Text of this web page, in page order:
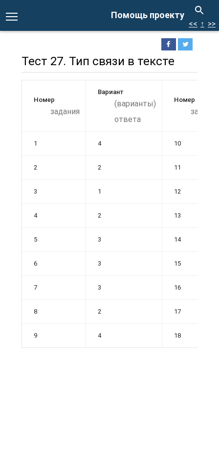
Помощь проекту
<< ↑ >>
Тест 27. Тип связи в тексте
Номер
задания
Вариант
(варианты)
ответа
Номер
1 4 10
2 2 11
3 1 12
4 2 13
5 3 14
6 3 15
7 3 16
8 2 17
9 4 18